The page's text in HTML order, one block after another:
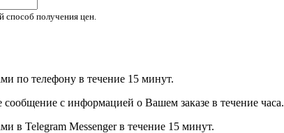
способ получения цен.
по телефону в течение 15 минут.
с информацией о Вашем заказе в течение часа.
в Telegram Messenger в течение 15 минут.